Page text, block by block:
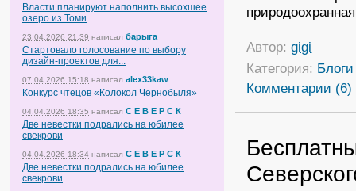
Власти планируют наполнить высохшее
озеро из Томи
23.04.2026 21:39 написал барыга
Стартовало голосование по выбору
дизайн-проектов для...
07.04.2026 15:18 написал alex33kaw
Конкурс чтецов «Колокол Чернобыля»
04.04.2026 18:35 написал С Е В Е Р С К
Две невестки подрались на юбилее
свекрови
04.04.2026 18:34 написал С Е В Е Р С К
Две невестки подрались на юбилее
свекрови
Автор:gigi
Категория: Блоги
Комментарии (6)